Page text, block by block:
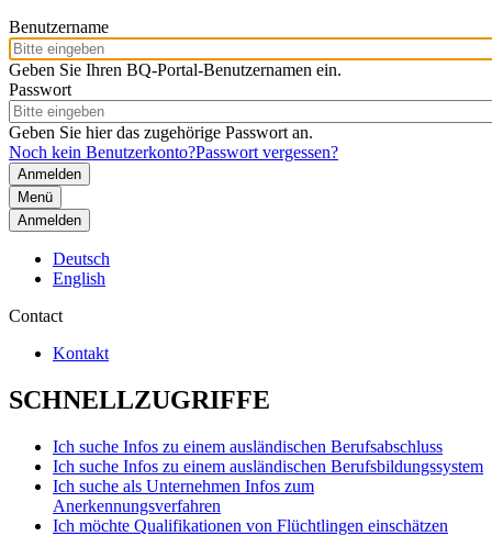
Benutzername
Geben Sie Ihren BQ-Portal-Benutzernamen ein.
Passwort
Geben Sie hier das zugehörige Passwort an.
Noch kein Benutzerkonto?Passwort vergessen?
Menü
Anmelden
Deutsch
English
Contact
Kontakt
SCHNELLZUGRIFFE
Ich suche Infos zu einem ausländischen Berufsabschluss
Ich suche Infos zu einem ausländischen Berufsbildungssystem
Ich suche als Unternehmen Infos zum
Anerkennungsverfahren
Ich möchte Qualifikationen von Flüchtlingen einschätzen